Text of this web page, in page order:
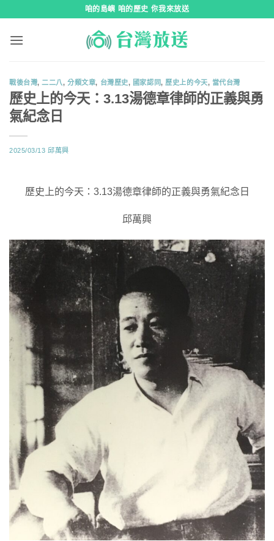
咱的島嶼 咱的歷史 你我來放送
戰後台灣, 二二八,分類文章, 台灣歷史, 國家認同, 歷史上的今天, 當代台灣
歷史上的今天：3.13湯德章律師的正義與勇
氣紀念日
2025/03/13 邱萬興
歷史上的今天：3.13湯德章律師的正義與勇氣紀念日
邱萬興